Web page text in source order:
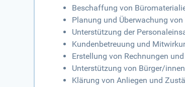
Beschaffung von
Planung und Überwachung
Unterstützung der
Kundenbetreuung und
Erstellung von Rechnungen
Unterstützung von Bürger/
Klärung von Anliegen und